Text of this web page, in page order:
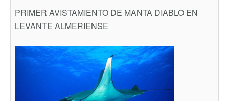
PRIMER AVISTAMIENTO DE MANTA DIABLO EN
LEVANTE ALMERIENSE